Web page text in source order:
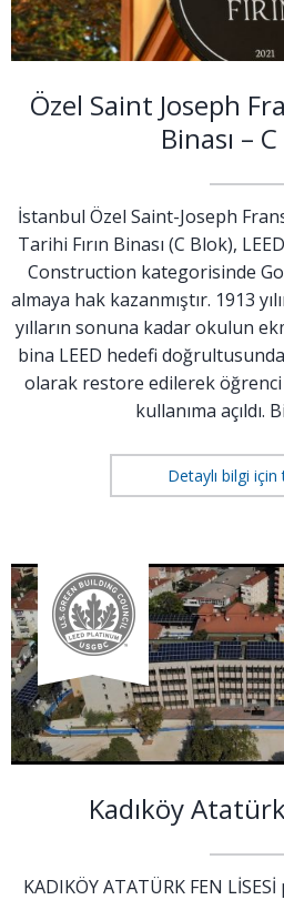
Özel Saint Joseph
Binası –
İstanbul Özel Saint-Joseph
Tarihi Fırın Binası (C Blok),
Construction kategorisinde
almaya hak kazanmıştır. 1913
yılların sonuna kadar okulun
bina LEED hedefi
olarak restore edilerek
kullanıma açıldı.
Detaylı bilgi için
Kadıköy
KADIKÖY ATATÜRK FEN